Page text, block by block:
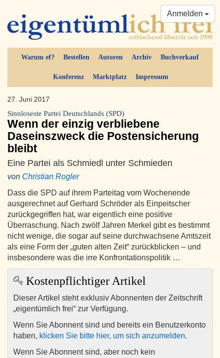
Warum ef? Bestellen Autoren Archiv Buchverkauf
Konferenz Marktplatz Impressum
Anmelden
27. Juni 2017
Sinnloseste Partei Deutschlands (SPD)
Wenn der einzig verbliebene
Daseinszweck die Postensicherung
bleibt
Eine Partei als Schmiedl unter Schmieden
von Christian Rogler
Dass die SPD auf ihrem Parteitag vom Wochenende
ausgerechnet auf Gerhard Schröder als Einpeitscher
zurückgegriffen hat, war eigentlich eine positive
Überraschung. Nach zwölf Jahren Merkel gibt es bestimmt
nicht wenige, die sogar auf seine durchwachsene Amtszeit
als eine Form der „guten alten Zeit“ zurückblicken – und
insbesondere was die irre Konfrontationspolitik …
Kostenpflichtiger Artikel
Dieser Artikel steht exklusiv Abonnenten der Zeitschrift
„eigentümlich frei“ zur Verfügung.
Wenn Sie Abonnent sind und bereits ein Benutzerkonto
haben, klicken Sie bitte hier, um sich anzumelden.
Wenn Sie Abonnent sind, aber noch kein